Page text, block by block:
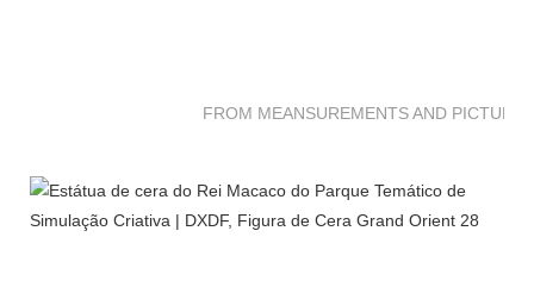
FROM MEANSUREMENTS AND